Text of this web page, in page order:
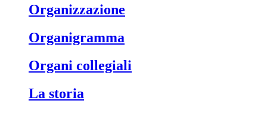
organizzazione
organigramma
organi collegiali
la storia